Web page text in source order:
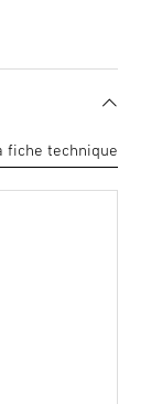
fiche technique